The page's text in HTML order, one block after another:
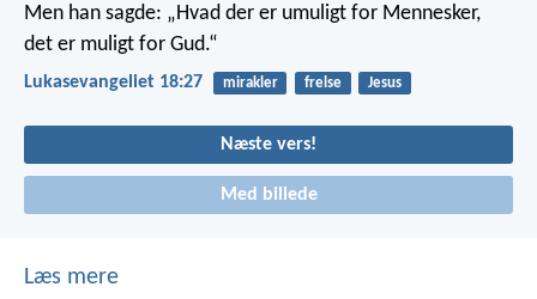
Men han sagde: „Hvad der er umuligt for Mennesker,
det er muligt for Gud.“
Lukasevangeliet 18:27 mirakler frelse Jesus
Næste vers!
Med billede
Læs mere